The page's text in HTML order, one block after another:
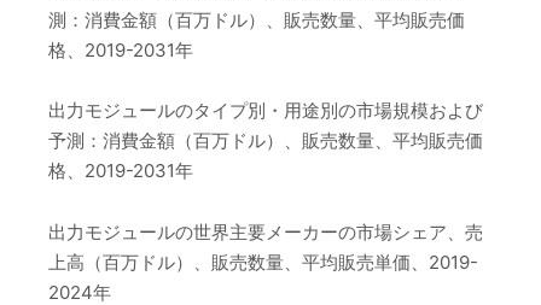
測：消費金額（百万ドル）、販売数量、平均販売価
格、2019-2031年
出力モジュールのタイプ別・用途別の市場規模および
予測：消費金額（百万ドル）、販売数量、平均販売価
格、2019-2031年
出力モジュールの世界主要メーカーの市場シェア、売
上高（百万ドル）、販売数量、平均販売単価、2019-
2024年